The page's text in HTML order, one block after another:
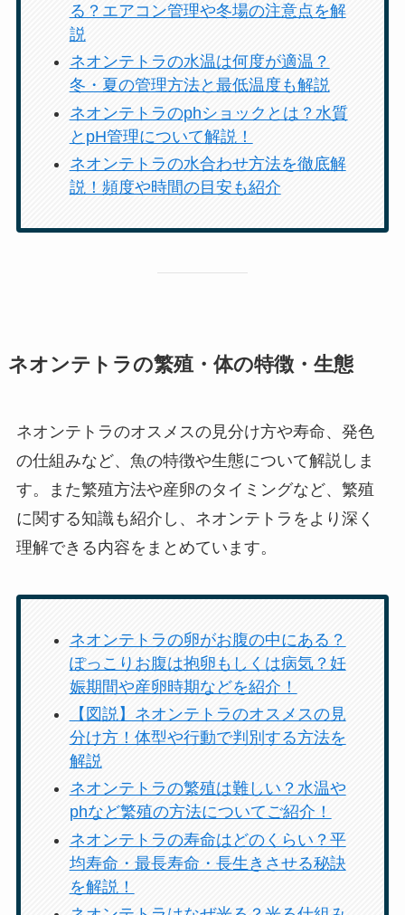
る？エアコン管理や冬場の注意点を解
説
ネオンテトラの水温は何度が適温？
冬・夏の管理方法と最低温度も解説
ネオンテトラのphショックとは？水質
とpH管理について解説！
ネオンテトラの水合わせ方法を徹底解
説！頻度や時間の目安も紹介
ネオンテトラの繁殖・体の特徴・生態
ネオンテトラのオスメスの見分け方や寿命、発色
の仕組みなど、魚の特徴や生態について解説しま
す。また繁殖方法や産卵のタイミングなど、繁殖
に関する知識も紹介し、ネオンテトラをより深く
理解できる内容をまとめています。
ネオンテトラの卵がお腹の中にある？
ぽっこりお腹は抱卵もしくは病気？妊
娠期間や産卵時期などを紹介！
【図説】ネオンテトラのオスメスの見
分け方！体型や行動で判別する方法を
解説
ネオンテトラの繁殖は難しい？水温や
phなど繁殖の方法についてご紹介！
ネオンテトラの寿命はどのくらい？平
均寿命・最長寿命・長生きさせる秘訣
を解説！